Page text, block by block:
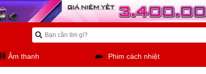
Âm thanh Phim cách nhiệt